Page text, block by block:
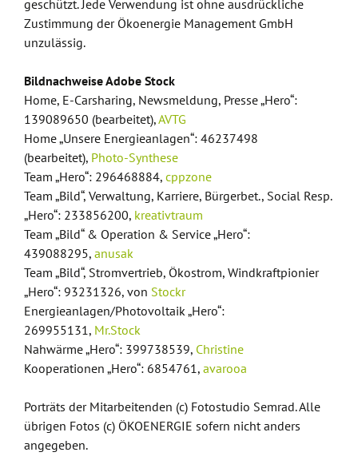
geschützt. Jede Verwendung ist ohne ausdrückliche
Zustimmung der Ökoenergie Management GmbH
unzulässig.
Bildnachweise Adobe Stock
Home, E-Carsharing, Newsmeldung, Presse „Hero“:
139089650 (bearbeitet),AVTG
Home „Unsere Energieanlagen“: 46237498
(bearbeitet), Photo-Synthese
Team „Hero“: 296468884, cppzone
Team „Bild“, Verwaltung, Karriere, Bürgerbet., Social Resp.
„Hero“: 233856200, kreativtraum
Team „Bild“ & Operation & Service „Hero“:
439088295, anusak
Team „Bild“, Stromvertrieb, Ökostrom, Windkraftpionier
„Hero“: 93231326, von Stockr
Energieanlagen/Photovoltaik „Hero“:
269955131, Mr.Stock
Nahwärme „Hero“: 399738539, Christine
Kooperationen „Hero“: 6854761, avarooa
Porträts der Mitarbeitenden (c) Fotostudio Semrad. Alle
übrigen Fotos (c) ÖKOENERGIE sofern nicht anders
angegeben.